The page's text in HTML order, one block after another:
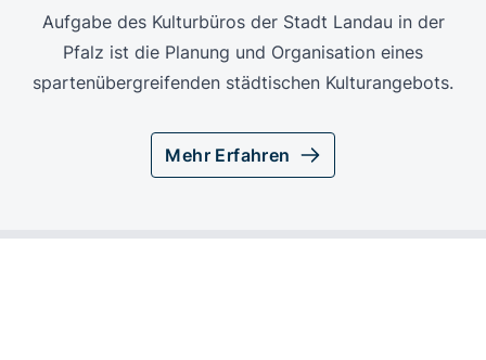
Aufgabe des Kulturbüros der Stadt Landau in der
Pfalz ist die Planung und Organisation eines
spartenübergreifenden städtischen Kulturangebots.
Mehr Erfahren